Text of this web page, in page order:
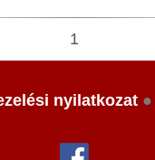
1
nyilatkozat●